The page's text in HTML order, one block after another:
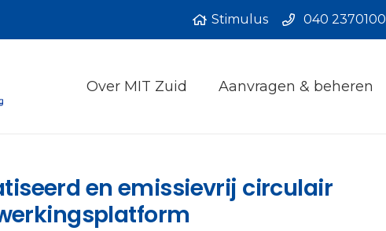
Stimulus 040 2370100
Over MIT Zuid Aanvragen & beheren
en emissievrij circulair